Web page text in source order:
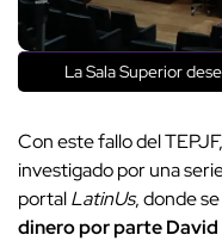
La Sala Superior
Con este fallo del
investigado por una
portalLatinUs, donde
dinero por parte